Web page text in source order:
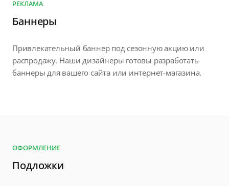
РЕКЛАМА
Баннеры
Привлекательный баннер под сезонную акцию или
распродажу. Наши дизайнеры готовы разработать
баннеры для вашего сайта или интернет-магазина.
ОФОРМЛЕНИЕ
Подложки